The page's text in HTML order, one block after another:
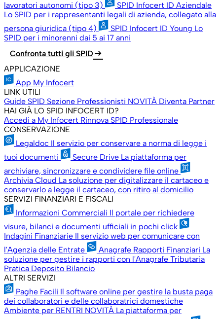
lavoratori autonomi (tipo 3)
SPID Infocert ID Aziendale
Lo SPID per i rappresentanti legali di azienda, collegato alla
persona giuridica (tipo 4)
SPID Infocert ID Young Lo
SPID per i minorenni dai 5 ai 17 anni
Confronta tutti gli SPID arrow_right_alt
APPLICAZIONE
App My Infocert
LINK UTILI
Guide SPID Sezione Professionisti NOVITÀ Diventa Partner
HAI GIÀ LO SPID INFOCERT ID?
Accedi a My Infocert Rinnova SPID Professionale
CONSERVAZIONE
Legaldoc Il servizio per conservare a norma di legge i
tuoi documenti
Secure Drive La piattaforma per
archiviare, sincronizzare e condividere file online
Archivia Cloud La soluzione per digitalizzare il cartaceo e
conservarlo a legge il cartaceo, con ritiro al domicilio
SERVIZI FINANZIARI E FISCALI
Informazioni Commerciali Il portale per richiedere
visure, bilanci e documenti ufficiali in pochi click
Indagini Finanziarie Il servizio web per comunicare con
l'Agenzia delle Entrate
Anagrafe Rapporti Finanziari La
soluzione per gestire i rapporti con l'Anagrafe Tributaria
Pratica Deposito Bilancio
ALTRI SERVIZI
Paghe Facili Il software online per gestire la busta paga
dei collaboratori e delle collaboratrici domestiche
Ambiente per RENTRI NOVITÀ La piattaforma per